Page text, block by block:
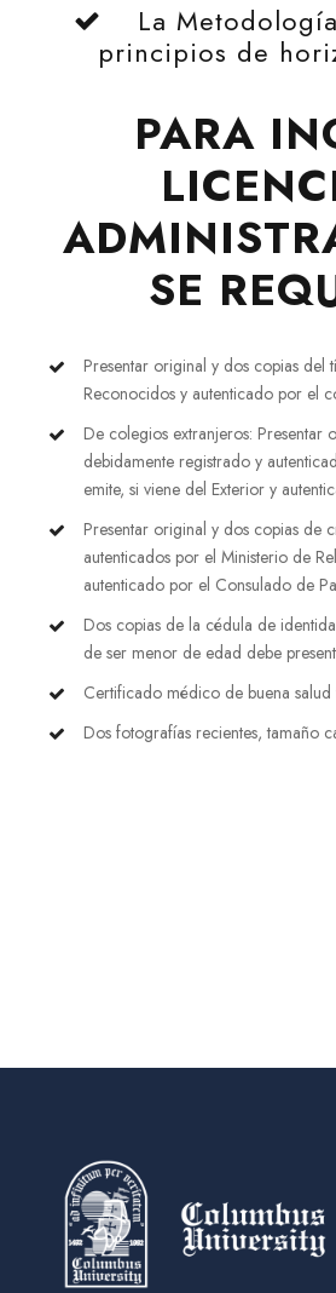
La
principios de
PARA
SE
Presentar original y dos copias
Reconocidos y autenticado por el
De colegios extranjeros:
debidamente registrado y
emite, si viene del Exterior y
Presentar original y dos copias de
autenticados por el Ministerio de
autenticado por el Consulado de
Dos copias de la cédula de
de ser menor de edad debe
Certificado médico de buena salud
Dos fotografías recientes, tamaño